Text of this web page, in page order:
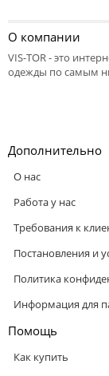
О компании
VIS-TOR - это
одежды по самым
Дополнительно
О нас
Работа у нас
Требования к
Постановления и
Политика
Информация для
Помощь
Как купить